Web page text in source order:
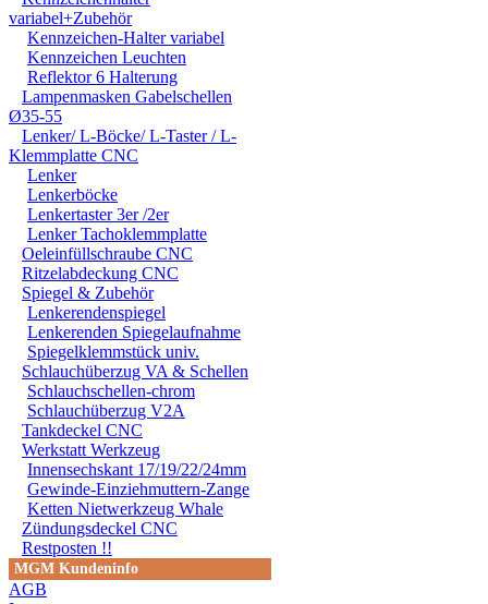
variabel+Zubehör
Kennzeichen-Halter variabel
Kennzeichen Leuchten
Reflektor 6 Halterung
Lampenmasken Gabelschellen
Ø35-55
Lenker/ L-Böcke/ L-Taster / L-
Klemmplatte CNC
Lenker
Lenkerböcke
Lenkertaster 3er /2er
Lenker Tachoklemmplatte
Oeleinfüllschraube CNC
Ritzelabdeckung CNC
Spiegel & Zubehör
Lenkerendenspiegel
Lenkerenden Spiegelaufnahme
Spiegelklemmstück univ.
Schlauchüberzug VA & Schellen
Schlauchschellen-chrom
Schlauchüberzug V2A
Tankdeckel CNC
Werkstatt Werkzeug
Innensechskant 17/19/22/24mm
Gewinde-Einziehmuttern-Zange
Ketten Nietwerkzeug Whale
Zündungsdeckel CNC
Restposten !!
MGM Kundeninfo
AGB